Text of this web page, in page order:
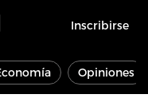
Inscribirse
Opiniones